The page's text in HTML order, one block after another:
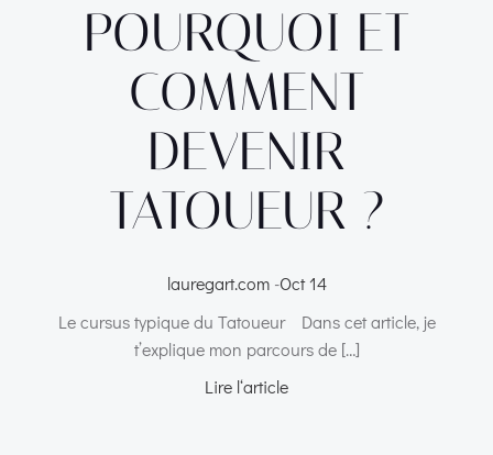
POURQUOI ET
COMMENT
DEVENIR
TATOUEUR ?
lauregart.com -Oct 14
Le cursus typique du Tatoueur Dans cet article, je
t’explique mon parcours de […]
Lire l‘article